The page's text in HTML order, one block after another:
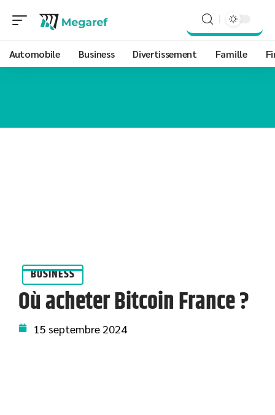
Automobile Business Divertissement Famille
BUSINESS
Où acheter Bitcoin France ?
15 septembre 2024